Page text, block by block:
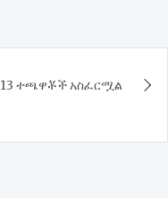
13 ተጫዋቾች አስፈርሟል